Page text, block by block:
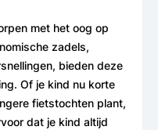
met het oog op
zadels,
bieden deze
Of je kind nu korte
fietstochten plant,
dat je kind altijd